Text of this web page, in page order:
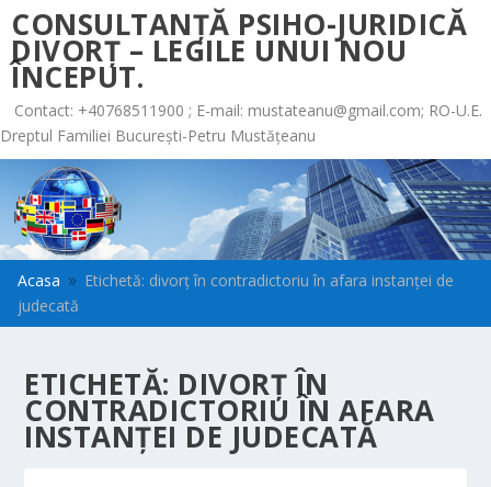
CONSULTANȚĂ PSIHO-JURIDICĂ
DIVORȚ – LEGILE UNUI NOU
ÎNCEPUT.
Contact: +40768511900 ; E-mail: mustateanu@gmail.com; RO-U.E.
Dreptul Familiei București-Petru Mustățeanu
Acasa 9 Etichetă: divorț în contradictoriu în afara instanței de
judecată
ETICHETĂ: DIVORȚ ÎN
CONTRADICTORIU ÎN AFARA
INSTANȚEI DE JUDECATĂ